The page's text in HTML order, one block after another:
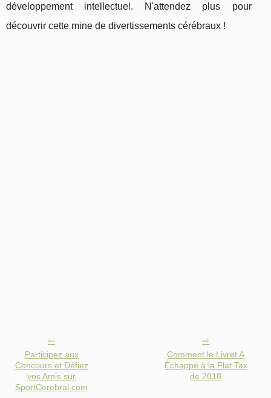
développement intellectuel. N'attendez plus pour
découvrir cette mine de divertissements cérébraux !
Participez aux
Concours et Défiez
vos Amis sur
SportCerebral.com
Comment le Livret A
Échappe à la Flat Tax
de 2018